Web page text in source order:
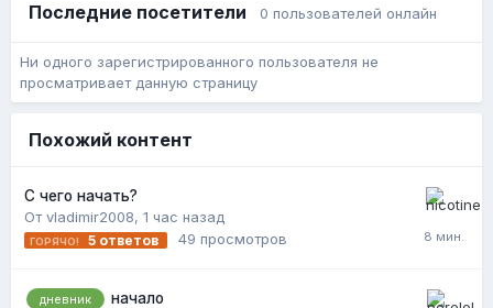
Последние посетители 0 пользователей онлайн
Ни одного зарегистрированного пользователя не
просматривает данную страницу
Похожий контент
С чего начать?
От vladimir2008, 1 час назад
5 ответов 49 просмотров
дневник начало